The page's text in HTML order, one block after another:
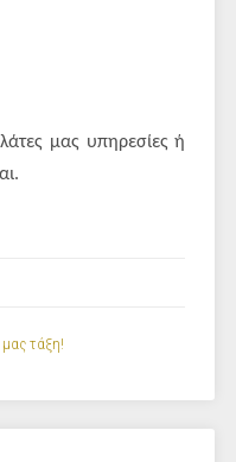
μας υπηρεσίες ή
τάξη!